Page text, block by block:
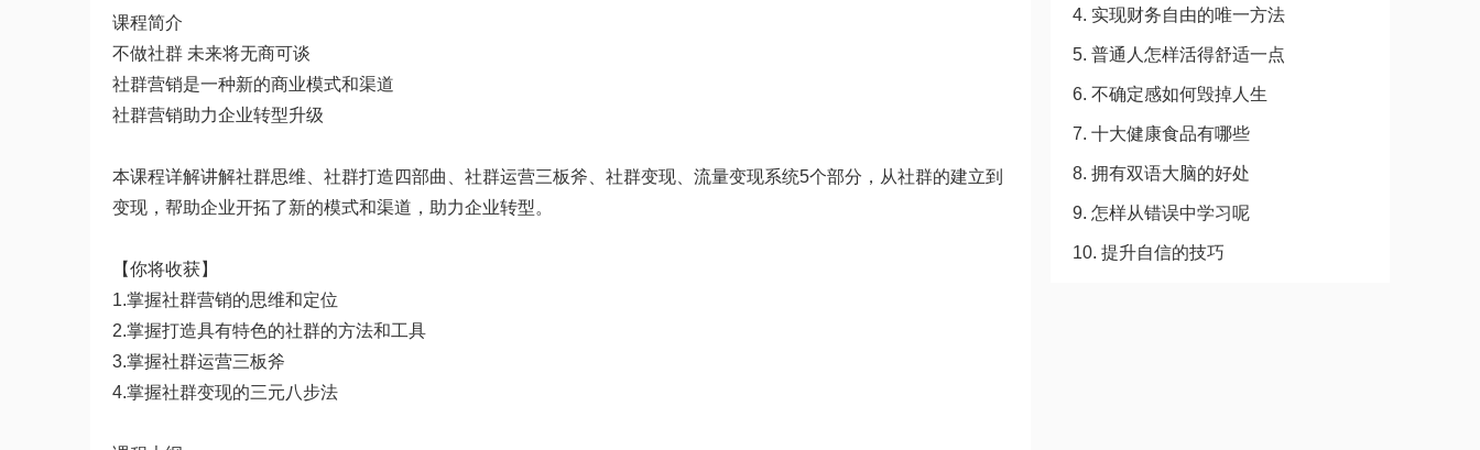
4. 实现财务自由的唯一方法
5. 普通人怎样活得舒适一点
6. 不确定感如何毁掉人生
7. 十大健康食品有哪些
8. 拥有双语大脑的好处
9. 怎样从错误中学习呢
10. 提升自信的技巧
课程简介
不做社群 未来将无商可谈
社群营销是一种新的商业模式和渠道
社群营销助力企业转型升级
本课程详解讲解社群思维、社群打造四部曲、社群运营三板斧、社群变现、流量变现系统5个部分，从社群的建立到
变现，帮助企业开拓了新的模式和渠道，助力企业转型。
【你将收获】
1.掌握社群营销的思维和定位
2.掌握打造具有特色的社群的方法和工具
3.掌握社群运营三板斧
4.掌握社群变现的三元八步法